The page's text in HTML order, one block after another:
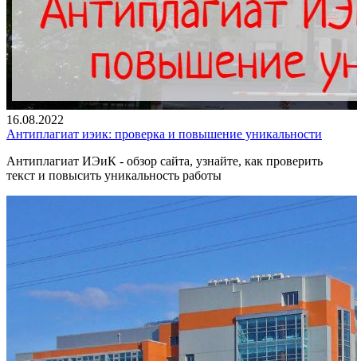
16.08.2022
Антиплагиат иэик: проверка и повышение уникальности
Антиплагиат ИЭиК - обзор сайта, узнайте, как проверить
текст и повысить уникальность работы